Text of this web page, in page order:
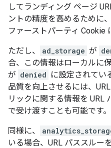
してランディング ページ
ントの精度を高めるために
ファーストパーティ Cookie
ただし、 ad_storage が
合、この情報はローカルに
が denied に設定されてい
品質を向上させるには、
リックに関する情報を URL
で受け渡すことも可能です。
同様に、
いる場合、URL パススルー